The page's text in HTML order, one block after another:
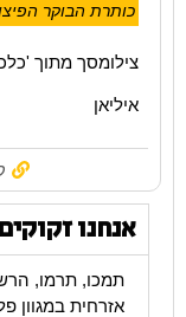
כותרת הבוקר
צילומסך מתוך 'כלכליסט' 26.6.23 עמ' 27
איליאן
אנחנו
תמכו, תרמו,
אזרחית במגוון